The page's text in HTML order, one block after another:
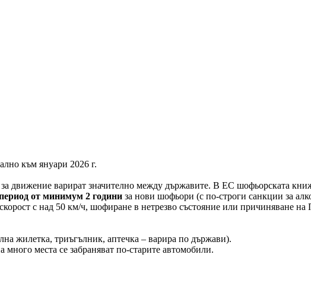
към януари 2026 г.
движение варират значително между държавите. В ЕС шофьорската
от минимум 2 години за нови шофьори (с по-строги санкции за
с над 50 км/ч, шофиране в нетрезво състояние или причиняване
жилетка, триъгълник, аптечка – варира по държави).
места се забраняват по-старите автомобили.